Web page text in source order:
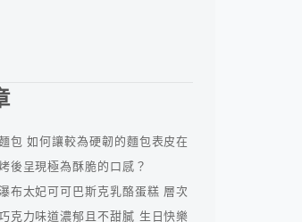
包 如何讓較為硬韌的麵包表皮在
後呈現極為酥脆的口感？
布太妃可可巴斯克乳酪蛋糕 層次
克力味道濃郁且不甜膩 生日快樂